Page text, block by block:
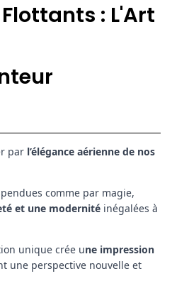
: L'Art
par l’élégance aérienne de nos
comme par magie,
et une modernité inégalées à
unique crée une impression
une perspective nouvelle et